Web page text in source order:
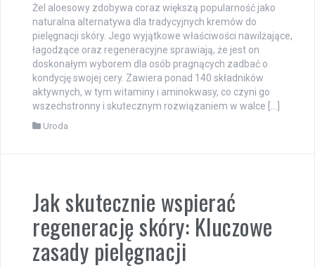
Żel aloesowy zdobywa coraz większą popularność jako
naturalna alternatywa dla tradycyjnych kremów do
pielęgnacji skóry. Jego wyjątkowe właściwości nawilżające,
łagodzące oraz regeneracyjne sprawiają, że jest on
doskonałym wyborem dla osób pragnących zadbać o
kondycję swojej cery. Zawiera ponad 140 składników
aktywnych, w tym witaminy i aminokwasy, co czyni go
wszechstronny i skutecznym rozwiązaniem w walce […]
Uroda
Jak skutecznie wspierać
regenerację skóry: Kluczowe
zasady pielęgnacji